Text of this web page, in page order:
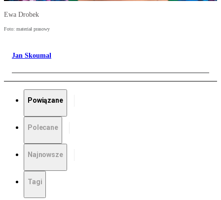
Ewa Drobek
Foto: materiał prasowy
Jan Skoumal
Powiązane
Polecane
Najnowsze
Tagi